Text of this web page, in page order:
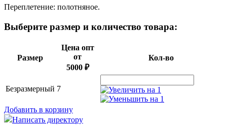
Переплетение: полотняное.
Выберите размер и количество товара:
Размер
Цена опт
от
5000 ₽
Кол-во
Безразмерный 7
Добавить в корзину
Написать директору